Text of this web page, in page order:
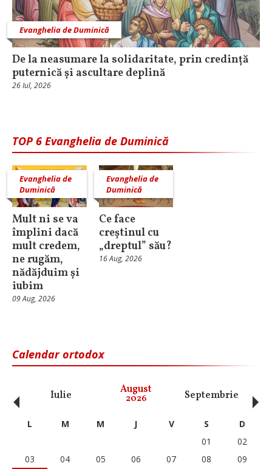
Evanghelia de Duminică
De la neasumare la solidaritate, prin credință
puternică și ascultare deplină
26 Iul, 2026
TOP 6 Evanghelia de Duminică
Evanghelia de
Duminică
Mult ni se va
împlini dacă
mult credem,
ne rugăm,
nădăjduim și
iubim
09 Aug, 2026
Evanghelia de
Duminică
Ce face
creștinul cu
„dreptul” său?
16 Aug, 2026
Calendar ortodox
Iulie August
2026 Septembrie
‹ L M M J V S
D
01
02
03
04 05 06 07 08
09